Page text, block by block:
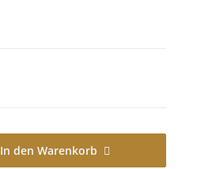
In den Warenkorb